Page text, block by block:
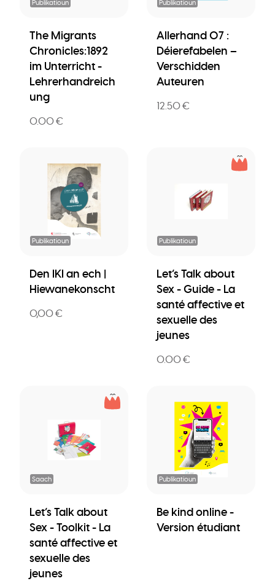
Publikatioun
The Migrants
Chronicles:1892
im Unterricht -
Lehrerhandreich
ung
0.00 €
Publikatioun
Allerhand 07 :
Déierefabelen –
Verschidden
Auteuren
12.50 €
Publikatioun
Den IKI an ech |
Hiewanekonscht
0,00 €
Publikatioun
Let’s Talk about
Sex - Guide - La
santé affective et
sexuelle des
jeunes
0.00 €
Saach
Let’s Talk about
Sex - Toolkit - La
santé affective et
sexuelle des
jeunes
Publikatioun
Be kind online -
Version étudiant